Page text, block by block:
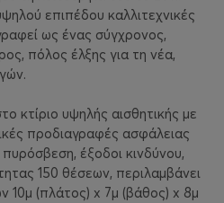
επιπέδου καλλιτεχνικές
ως ένας σύγχρονος,
πόλος έλξης για τη νέα,
κτίριο υψηλής αισθητικής με
προδιαγραφές ασφάλειας
έξοδοι κινδύνου,
150 θέσεων, περιλαμβάνει
10μ (πλάτος) x 7μ (βάθος) x 8μ